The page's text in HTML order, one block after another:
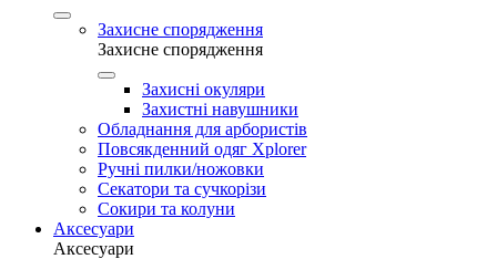
Захисне спорядження
Захисне спорядження
Захисні окуляри
Захистні навушники
Обладнання для арбористів
Повсякденний одяг Xplorer
Ручні пилки/ножовки
Секатори та сучкорізи
Сокири та колуни
Аксесуари
Аксесуари